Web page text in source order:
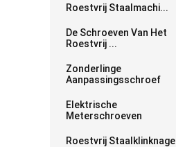
Roestvrij Staalmachi...
De Schroeven Van Het
Roestvrij ...
Zonderlinge
Aanpassingsschroef
Elektrische
Meterschroeven
Roestvrij Staalklinknagel